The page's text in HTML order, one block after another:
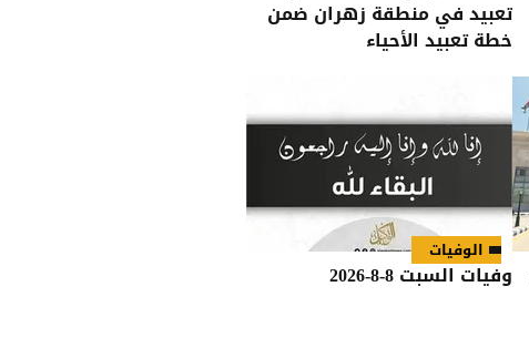
تعبيد في منطقة زهران ضمن
خطة تعبيد الأحياء
الوفيات
وفيات السبت 8-8-2026